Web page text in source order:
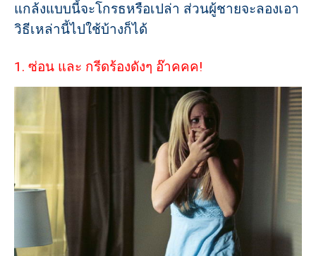
แกล้งแบบนี้จะโกรธหรือเปล่า ส่วนผู้ชายจะลองเอา
วิธีเหล่านี้ไปใช้บ้างก็ได้
1. ซ่อน และ กรีดร้องดังๆ อ๊าคคค!